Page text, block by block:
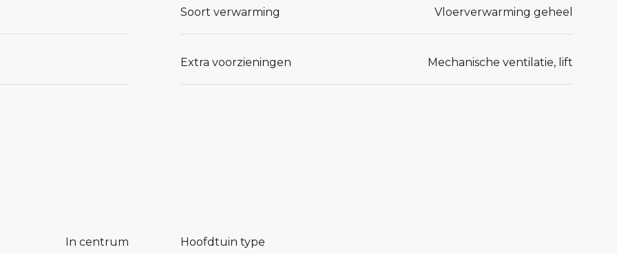
Soort verwarming Vloerverwarming geheel
Extra voorzieningen Mechanische ventilatie, lift
In centrum Hoofdtuin type